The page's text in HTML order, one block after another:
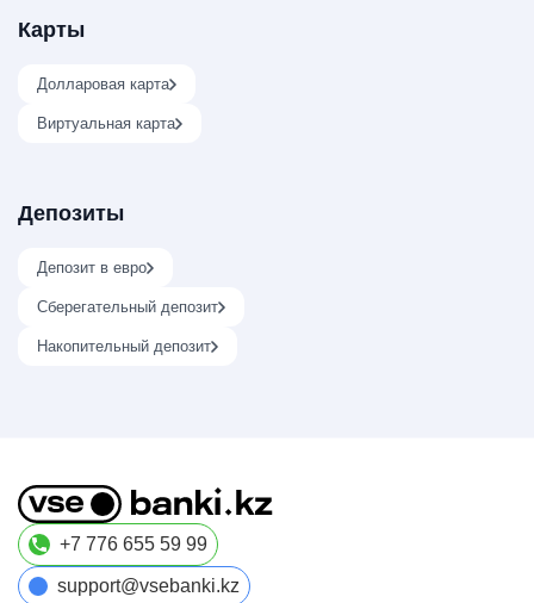
Карты
Долларовая карта
Виртуальная карта
Депозиты
Депозит в евро
Сберегательный депозит
Накопительный депозит
+7 776 655 59 99
support@vsebanki.kz